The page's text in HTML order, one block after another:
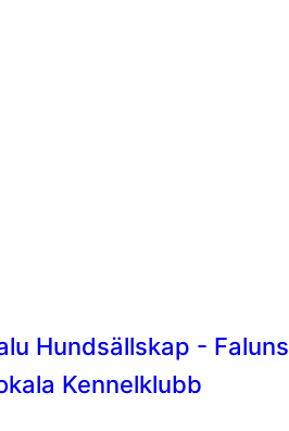
Hundsällskap - Faluns
Kennelklubb